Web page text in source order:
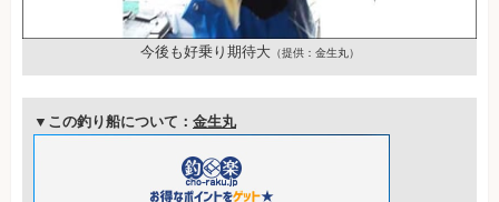
今後も好乗り期待大（提供：金生丸）
▼この釣り船について： 金生丸